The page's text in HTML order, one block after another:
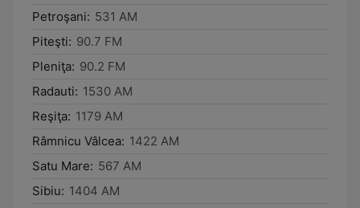
Petroşani: 531 AM
Piteşti: 90.7 FM
Pleniţa: 90.2 FM
Radauti: 1530 AM
Reşiţa: 1179 AM
Râmnicu Vâlcea: 1422 AM
Satu Mare: 567 AM
Sibiu: 1404 AM